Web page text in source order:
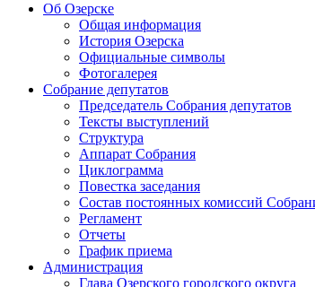
Об Озерске
Общая информация
История Озерска
Официальные символы
Фотогалерея
Собрание депутатов
Председатель Собрания депутатов
Тексты выступлений
Структура
Аппарат Собрания
Циклограмма
Повестка заседания
Состав постоянных комиссий
Регламент
Отчеты
График приема
Администрация
Глава Озерского городского округа